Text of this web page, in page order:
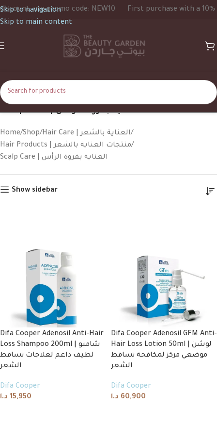
Skip to navigation
Skip to main content
promo code: NEW10 First purchase with a 10% discount,
Scalp Care | العناية بفروة الرأس
Home Shop
Hair Care | العناية بالشعر
Hair Products | منتجات العناية بالشعر
Scalp Care | العناية بفروة الرأس
Show sidebar
Difa Cooper Adenosil Anti-Hair
Loss Shampoo 200ml | شامبو
لطيف داعم لعلاجات تساقط
الشعر
Difa Cooper
15,950 د.ا
Difa Cooper Adenosil GFM Anti-
Hair Loss Lotion 50ml | لوشن
موضعي مركز لمكافحة تساقط
الشعر
Difa Cooper
60,900 د.ا